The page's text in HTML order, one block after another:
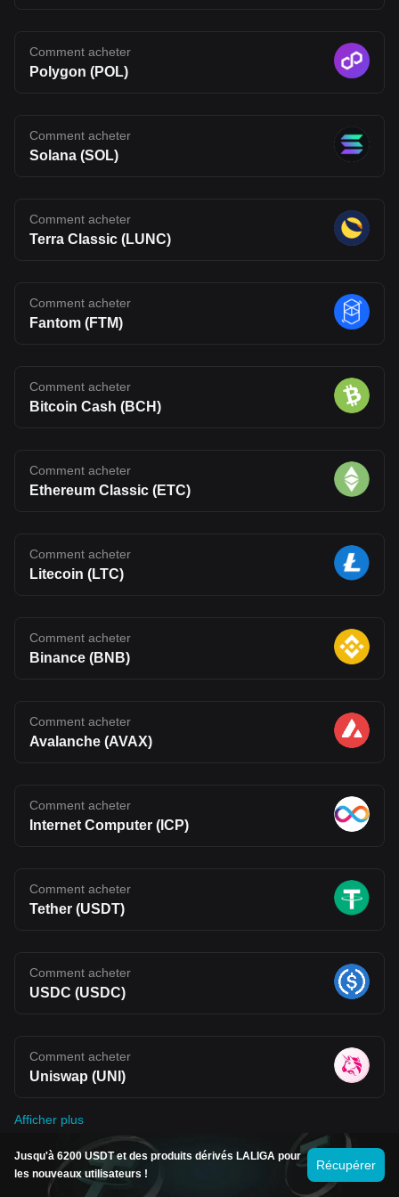
Comment acheter
Polygon (POL)
Comment acheter
Solana (SOL)
Comment acheter
Terra Classic (LUNC)
Comment acheter
Fantom (FTM)
Comment acheter
Bitcoin Cash (BCH)
Comment acheter
Ethereum Classic (ETC)
Comment acheter
Litecoin (LTC)
Comment acheter
Binance (BNB)
Comment acheter
Avalanche (AVAX)
Comment acheter
Internet Computer (ICP)
Comment acheter
Tether (USDT)
Comment acheter
USDC (USDC)
Comment acheter
Uniswap (UNI)
Afficher plus
Prédictions de prix des cryptos
Jusqu'à 6200 USDT et des produits dérivés LALIGA pour
les nouveaux utilisateurs !
Récupérer